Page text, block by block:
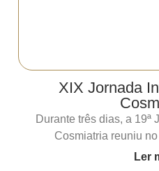
XIX Jornada
Durante três dias, a 19ª
Cosmiatria reuniu
Ler